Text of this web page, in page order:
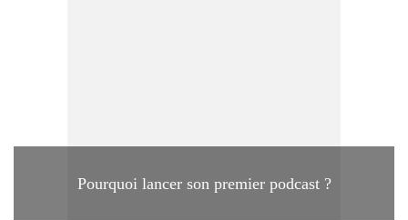
Pourquoi lancer son premier podcast ?